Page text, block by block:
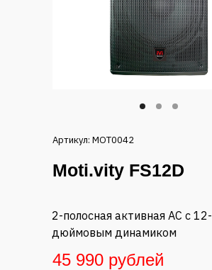
Moti.vity FS12D
2-полосная активная АС с 12-
дюймовым динамиком
45 990 рублей
Артикул: MOT0042